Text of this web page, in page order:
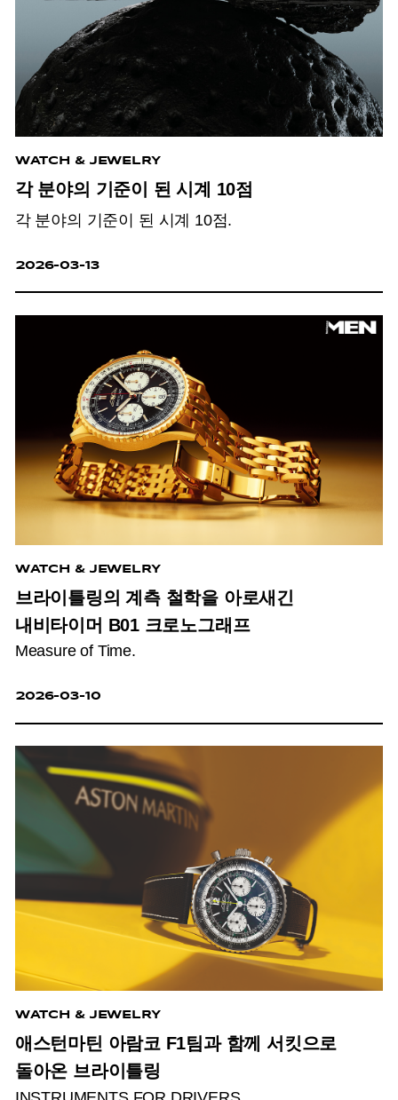
WATCH & JEWELRY
각 분야의 기준이 된 시계 10점
각 분야의 기준이 된 시계 10점.
2026-03-13
WATCH & JEWELRY
브라이틀링의 계측 철학을 아로새긴
내비타이머 B01 크로노그래프
Measure of Time.
2026-03-10
WATCH & JEWELRY
애스턴마틴 아람코 F1팀과 함께 서킷으로
돌아온 브라이틀링